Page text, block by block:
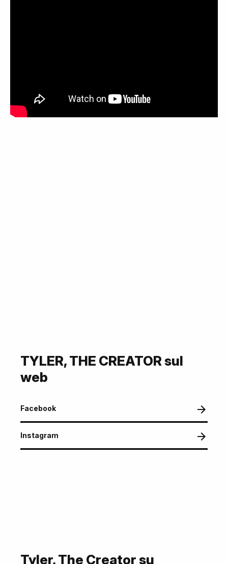
TYLER, THE CREATOR sul
web
Facebook
Instagram
Tyler, The Creator su